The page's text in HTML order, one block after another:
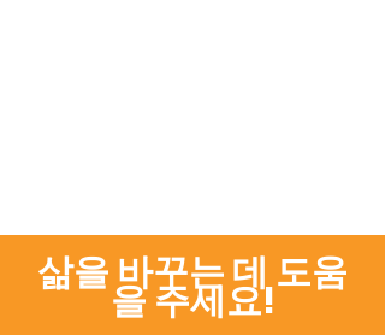
삶을 바꾸는 데 도움
을 주세요!